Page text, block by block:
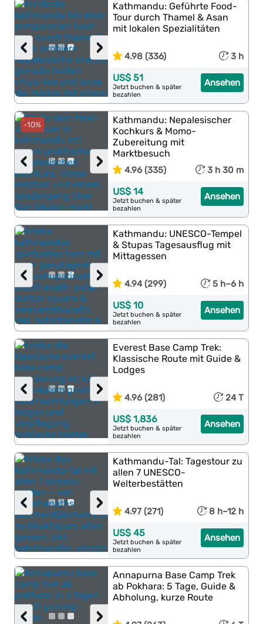
›
‹
Kathmandu: Geführte Food-
Tour durch Thamel & Asan
mit lokalen Spezialitäten
4.98 (336) 3 h
Ansehen
US$ 51
Jetzt buchen & später
bezahlen
-10%
›
‹
Kathmandu: Nepalesischer
Kochkurs & Momo-
Zubereitung mit
Marktbesuch
4.96 (335) 3 h 30 m
Ansehen
US$ 14
Jetzt buchen & später
bezahlen
›
‹
Kathmandu: UNESCO-Tempel
& Stupas Tagesausflug mit
Mittagessen
4.94 (299) 5 h–6 h
Ansehen
US$ 10
Jetzt buchen & später
bezahlen
›
‹
Everest Base Camp Trek:
Klassische Route mit Guide &
Lodges
4.96 (281) 24 T
Ansehen
US$ 1,836
Jetzt buchen & später
bezahlen
›
‹
Kathmandu-Tal: Tagestour zu
allen 7 UNESCO-
Welterbestätten
4.97 (271) 8 h–12 h
Ansehen
US$ 45
Jetzt buchen & später
bezahlen
›
‹
Annapurna Base Camp Trek
ab Pokhara: 5 Tage, Guide &
Abholung, kurze Route